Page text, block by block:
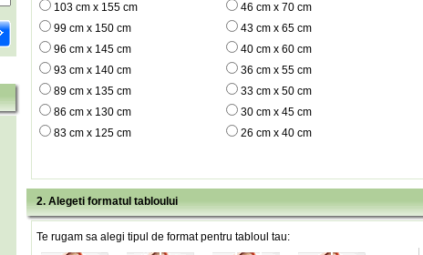
103 cm x 155 cm
46 cm x 70 cm
99 cm x 150 cm
43 cm x 65 cm
96 cm x 145 cm
40 cm x 60 cm
93 cm x 140 cm
36 cm x 55 cm
89 cm x 135 cm
33 cm x 50 cm
86 cm x 130 cm
30 cm x 45 cm
83 cm x 125 cm
26 cm x 40 cm
2. Alegeti formatul tabloului
Te rugam sa alegi tipul de format pentru tabloul tau: